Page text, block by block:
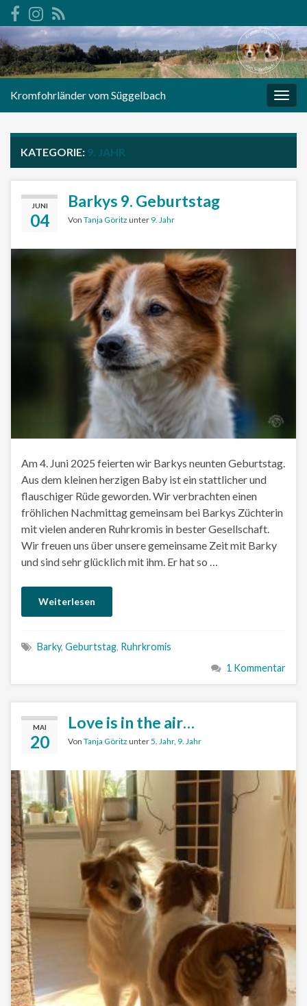
Kromfohrländer vom Süggelbach
KATEGORIE: 9. JAHR
JUNI
04
Barkys 9. Geburtstag
Von Tanja Göritz unter 9. Jahr
Am 4. Juni 2025 feierten wir Barkys neunten Geburtstag.
Aus dem kleinen herzigen Baby ist ein stattlicher und
flauschiger Rüde geworden. Wir verbrachten einen
fröhlichen Nachmittag gemeinsam bei Barkys Züchterin
mit vielen anderen Ruhrkromis in bester Gesellschaft.
Wir freuen uns über unsere gemeinsame Zeit mit Barky
und sind sehr glücklich mit ihm. Er hat so …
Weiterlesen
Barky, Geburtstag, Ruhrkromis
1 Kommentar
MAI
20
Love is in the air…
Von Tanja Göritz unter5. Jahr, 9. Jahr